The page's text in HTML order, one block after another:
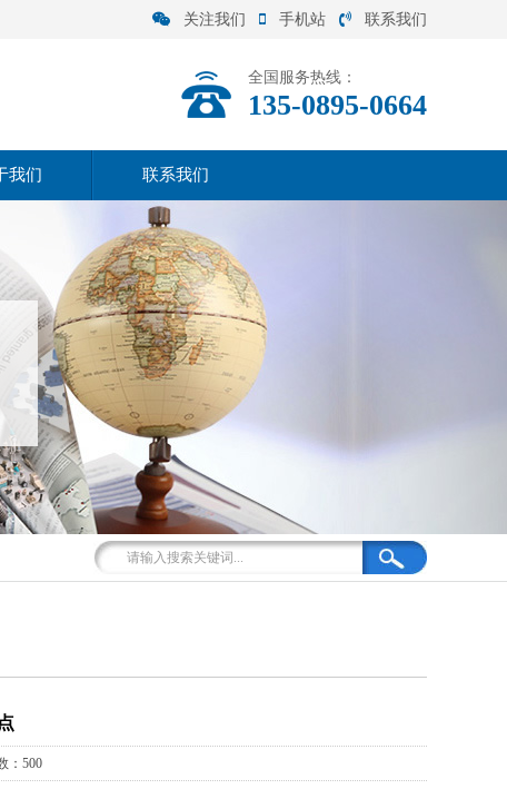
关注我们 手机站 联系我们
全国服务热线：
135-0895-0664
我们
范围
理念
实力
联系我们
联系方式
在线留言
：500